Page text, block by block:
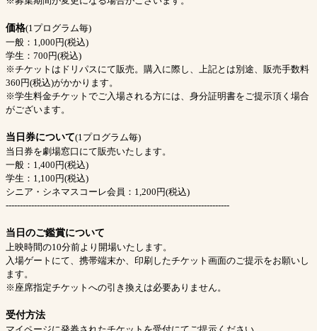
価格(1プログラム毎)
一般：1,000円(税込)
学生：700円(税込)
※チケットはドリパスにて販売。購入に際し、上記とは別途、販売手数料
360円(税込)がかかります。
※学生料金チケットでご入場される方には、身分証明書をご提示頂く場合
がございます。
当日券について(1プログラム毎)
当日券を劇場窓口にて販売いたします。
一般：1,400円(税込)
学生：1,100円(税込)
シニア・シネマスコーレ会員：1,200円(税込)
-------------------------------------------------------------------------------
当日のご鑑賞について
上映時間の10分前より開場いたします。
入場ゲートにて、携帯端末か、印刷したチケット画面のご提示をお願いし
ます。
※座席指定チケットへの引き換えは必要ありません。
受付方法